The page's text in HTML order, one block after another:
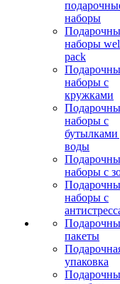
наборы
наборы
pack
наборы с
кружками
наборы с
бутылками
воды
наборы с
наборы с
пакеты
упаковка